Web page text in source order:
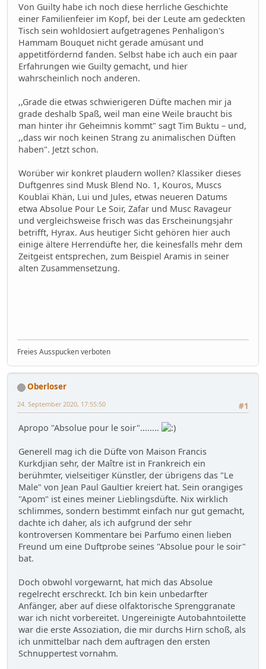
Von Guilty habe ich noch diese herrliche Geschichte
einer Familienfeier im Kopf, bei der Leute am gedeckten
Tisch sein wohldosiert aufgetragenes Penhaligon's
Hammam Bouquet nicht gerade amüsant und
appetitfördernd fanden. Selbst habe ich auch ein paar
Erfahrungen wie Guilty gemacht, und hier
wahrscheinlich noch anderen.
,,Grade die etwas schwierigeren Düfte machen mir ja
grade deshalb Spaß, weil man eine Weile braucht bis
man hinter ihr Geheimnis kommt" sagt Tim Buktu – und,
,,dass wir noch keinen Strang zu animalischen Düften
haben". Jetzt schon.
Worüber wir konkret plaudern wollen? Klassiker dieses
Duftgenres sind Musk Blend No. 1, Kouros, Muscs
Koublaï Khän, Lui und Jules, etwas neueren Datums
etwa Absolue Pour Le Soir, Zafar und Musc Ravageur
und vergleichsweise frisch was das Erscheinungsjahr
betrifft, Hyrax. Aus heutiger Sicht gehören hier auch
einige ältere Herrendüfte her, die keinesfalls mehr dem
Zeitgeist entsprechen, zum Beispiel Aramis in seiner
alten Zusammensetzung.
Freies Ausspucken verboten
Oberloser
#1
24. September 2020, 17:55:50
Apropo "Absolue pour le soir"........
Generell mag ich die Düfte von Maison Francis
Kurkdjian sehr, der Maître ist in Frankreich ein
berühmter, vielseitiger Künstler, der übrigens das "Le
Male" von Jean Paul Gaultier kreiert hat. Sein orangiges
"Apom" ist eines meiner Lieblingsdüfte. Nix wirklich
schlimmes, sondern bestimmt einfach nur gut gemacht,
dachte ich daher, als ich aufgrund der sehr
kontroversen Kommentare bei Parfumo einen lieben
Freund um eine Duftprobe seines "Absolue pour le soir"
bat.
Doch obwohl vorgewarnt, hat mich das Absolue
regelrecht erschreckt. Ich bin kein unbedarfter
Anfänger, aber auf diese olfaktorische Sprenggranate
war ich nicht vorbereitet. Ungereinigte Autobahntoilette
war die erste Assoziation, die mir durchs Hirn schoß, als
ich unmittelbar nach dem auftragen den ersten
Schnuppertest vornahm.